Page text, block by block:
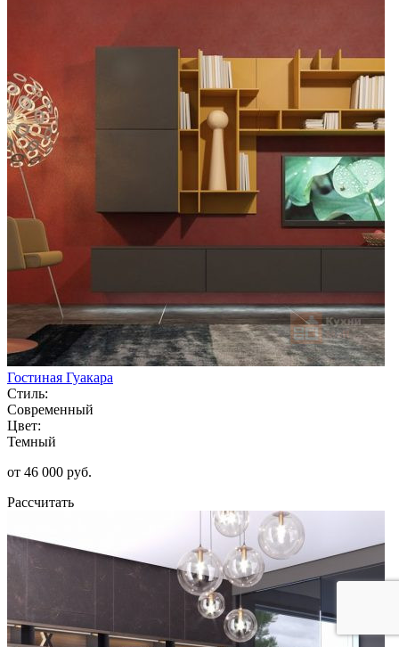
Гостиная Гуакара
Стиль:
Современный
Цвет:
Темный
от 46 000 руб.
Рассчитать